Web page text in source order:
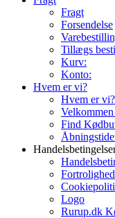
Fragt
Forsendelse
Tillægs
Kurv:
Konto:
Hvem er vi?
Hvem er vi?
Find
Logo
Rurup.dk